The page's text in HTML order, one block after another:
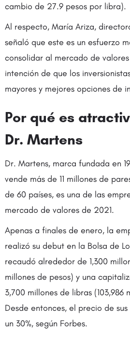
cambio de 27.9 pesos por libra).
Al respecto, María Ariza,
señaló que este es un esfuerzo
consolidar al mercado de
intención de que los
mayores y mejores opciones de
Por qué es
Dr. Martens
Dr. Martens, marca fundada en
vende más de 11 millones de
de 60 países, es una de las
mercado de valores de 2021.
Apenas a finales de enero, la
realizó su debut en la Bolsa de
recaudó alrededor de 1,300
millones de pesos) y una
3,700 millones de libras (103,986
Desde entonces, el precio de
un 30%, según Forbes.